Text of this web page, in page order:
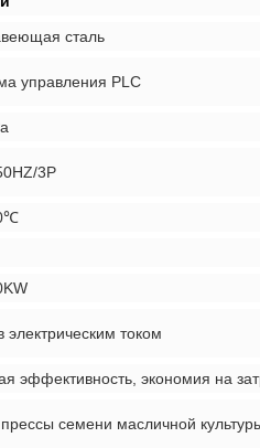
сталь
управления PLC
3P
электрическим током
эффективность, экономия на
семени масличной